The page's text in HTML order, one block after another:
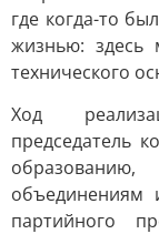
где когда-то
жизнью: здесь
технического
Ход
председатель
объединениям
партийного